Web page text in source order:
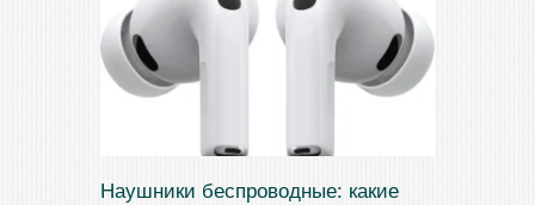
Наушники беспроводные: какие